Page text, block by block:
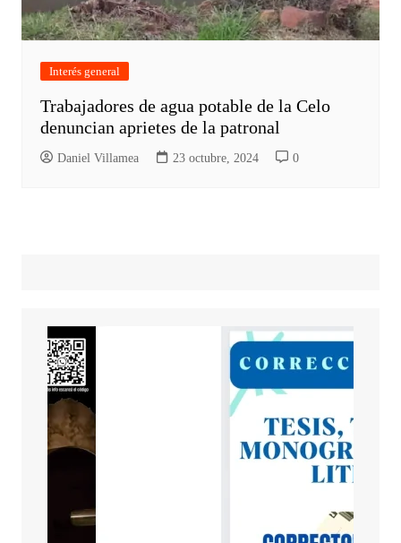
Interés general
Trabajadores de agua potable de la Celo
denuncian aprietes de la patronal
Daniel Villamea 23 octubre, 2024 0